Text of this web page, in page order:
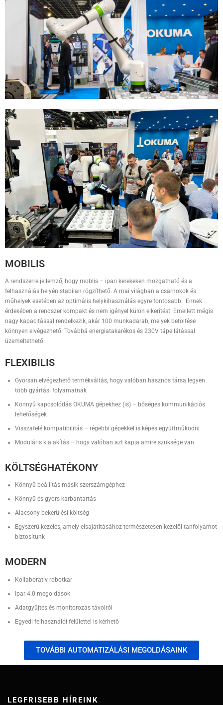
MOBILIS
A rendszerre jellemző, hogy moblis – ipari kerekeken mozgatható és a
felhasználás helyén stabilan rögzíthető. A mai világban a csarnokok és
műhelyek esetében az optimális helykihasználás egyre fontosabb. Ennek
érdekében a rendszer kompakt és nem igényel külön elkerítést. Emellett mégis
nagy kapacitással rendelkezik, akár 100 munkadarab, melyek betöltése
könnyen elvégezhető. Továbbá energiatakarékos és 230V tápellátással
üzemeltethető.
FLEXIBILIS
Gyorsan elvégezhető termékváltás, hogy valóban hasznos társa legyen
több gyártási folyamatnak
Könnyű kapcsolódás OKUMA gépekhez (is) – bőséges kommunikációs
lehetőségek
Visszafelé kompatibilitás – régebbi gépekkel is képes együttműködni
Moduláris kialakítás – hogy valóban azt kapja amire szüksége van
KÖLTSÉGHATÉKONY
Könnyű beállítás másik szerszámgéphez
Könnyű és gyors karbantartás
Alacsony bekerülési költség
Egyszerű kezelés, amely elsajátításához természetesen kezelői tanfolyamot
biztosítunk
MODERN
Kollaboratív robotkar
Ipar 4.0 megoldások
Adatgyűjtés és monitorozás távolról
Egyedi felhasználói felülettel is kérhető
TOVÁBBI AUTOMATIZÁLÁSI MEGOLDÁSAINK
LEGFRISEBB HÍREINK